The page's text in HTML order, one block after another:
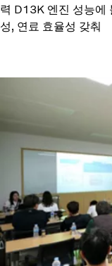
력 D13K 엔진 성능에
성, 연료 효율성 갖춰